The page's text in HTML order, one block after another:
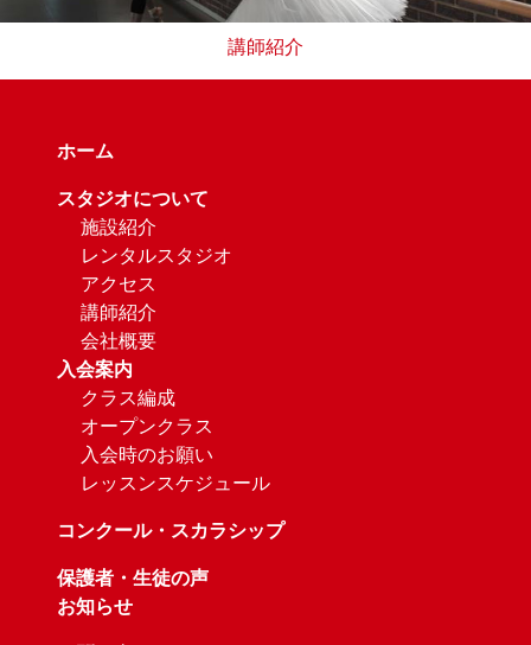
講師紹介
ホーム
スタジオについて
施設紹介
レンタルスタジオ
アクセス
講師紹介
会社概要
入会案内
クラス編成
オープンクラス
入会時のお願い
レッスンスケジュール
コンクール・スカラシップ
保護者・生徒の声
お知らせ